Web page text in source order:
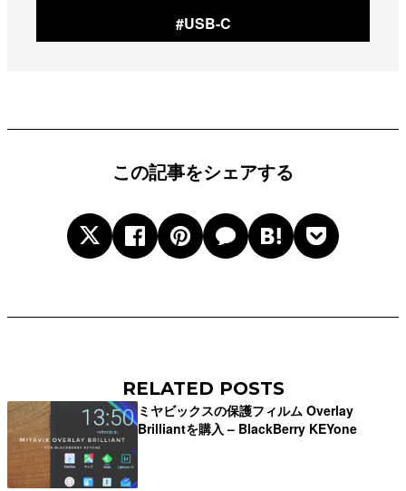
#USB-C
この記事をシェアする
RELATED POSTS
ミヤビックスの保護フィルム Overlay
Brilliantを購入 – BlackBerry KEYone